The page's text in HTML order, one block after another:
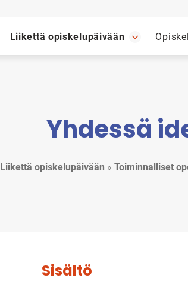
Liikettä opiskelupäivään
Yhdessä
Liikettä opiskelupäivään » Toiminnalliset
Sisältö